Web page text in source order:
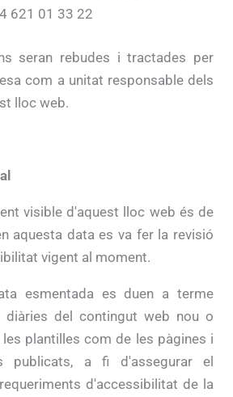
621 01 33 22
seran rebudes i tractades per
com a unitat responsable dels
lloc web.
visible d'aquest lloc web és de
aquesta data es va fer la revisió
vigent al moment.
esmentada es duen a terme
diàries del contingut web nou o
plantilles com de les pàgines i
publicats, a fi d'assegurar el
d'accessibilitat de la